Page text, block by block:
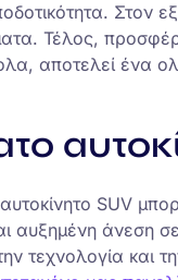
Στον
Τέλος,
αποτελεί ένα
SUV
αυξημένη άνεση
τεχνολογία και